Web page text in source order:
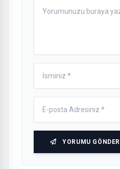
YORUMU GÖNDER